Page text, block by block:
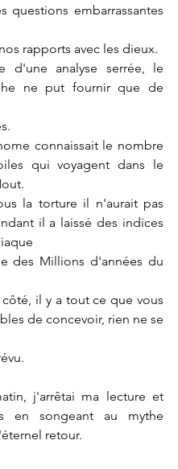
questions embarrassantes
rapports avec les dieux.
d'une analyse serrée, le
ne put fournir que de
connaissait le nombre
qui voyagent dans le
il a laissé des indices
il y a tout ce que vous
de concevoir, rien ne se
j'arrêtai ma lecture et
en songeant au mythe
retour.